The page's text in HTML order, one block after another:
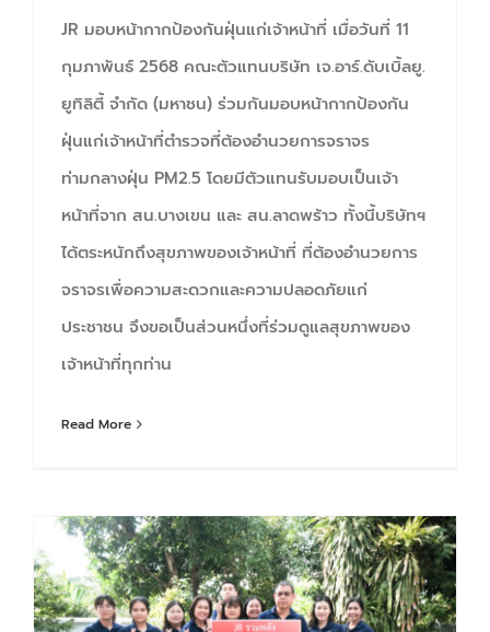
JR มอบหน้ากากป้องกันฝุ่นแก่เจ้าหน้าที่ เมื่อวันที่ 11
กุมภาพันธ์ 2568 คณะตัวแทนบริษัท เจ.อาร์.ดับเบิ้ลยู.
ยูทิลิตี้ จำกัด (มหาชน) ร่วมกันมอบหน้ากากป้องกัน
ฝุ่นแก่เจ้าหน้าที่ตำรวจที่ต้องอำนวยการจราจร
ท่ามกลางฝุ่น PM2.5 โดยมีตัวแทนรับมอบเป็นเจ้า
หน้าที่จาก สน.บางเขน และ สน.ลาดพร้าว ทั้งนี้บริษัทฯ
ได้ตระหนักถึงสุขภาพของเจ้าหน้าที่ ที่ต้องอำนวยการ
จราจรเพื่อความสะดวกและความปลอดภัยแก่
ประชาชน จึงขอเป็นส่วนหนึ่งที่ร่วมดูแลสุขภาพของ
เจ้าหน้าที่ทุกท่าน
Read More